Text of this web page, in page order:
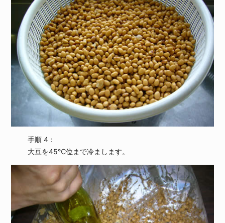
手順 4：
大豆を45℃位まで冷まします。